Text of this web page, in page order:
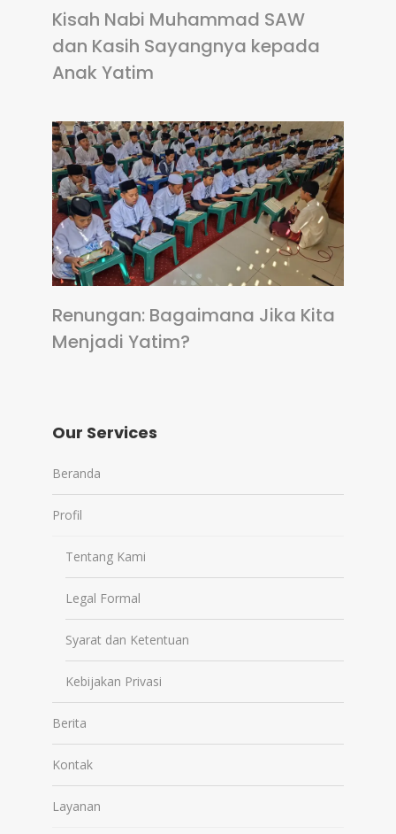
Kisah Nabi Muhammad SAW
dan Kasih Sayangnya kepada
Anak Yatim
Renungan: Bagaimana Jika Kita
Menjadi Yatim?
Our Services
Beranda
Profil
Tentang Kami
Legal Formal
Syarat dan Ketentuan
Kebijakan Privasi
Berita
Kontak
Layanan